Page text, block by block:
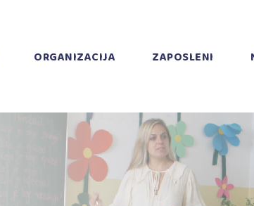
ORGANIZACIJA ZAPOSLENI